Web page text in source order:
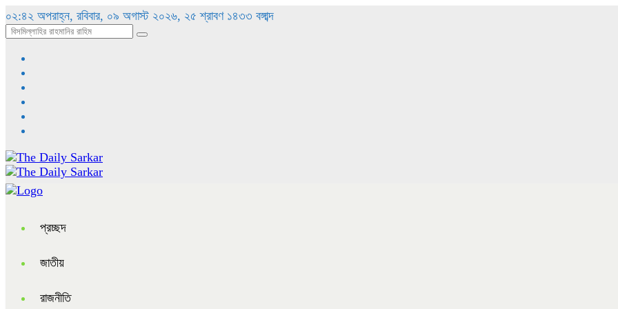
০২:৪২ অপরাহ্ন, রবিবার, ০৯ অগাস্ট ২০২৬, ২৫ শ্রাবণ ১৪৩৩ বঙ্গাব্দ
প্রচ্ছদ
জাতীয়
রাজনীতি